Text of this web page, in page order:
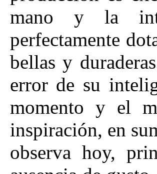
mano y la
perfectamente
bellas y
error de su
momento y el
inspiración, en
observa hoy,